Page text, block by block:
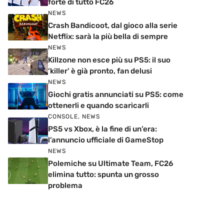
forte di tutto FC26
NEWS
Crash Bandicoot, dal gioco alla serie
Netflix: sarà la più bella di sempre
NEWS
Killzone non esce più su PS5: il suo
‘killer’ è già pronto, fan delusi
NEWS
Giochi gratis annunciati su PS5: come
ottenerli e quando scaricarli
CONSOLE, NEWS
PS5 vs Xbox, è la fine di un’era:
l’annuncio ufficiale di GameStop
NEWS
Polemiche su Ultimate Team, FC26
elimina tutto: spunta un grosso
problema